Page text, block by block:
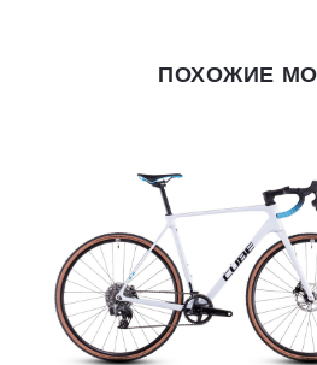
ПОХОЖИЕ